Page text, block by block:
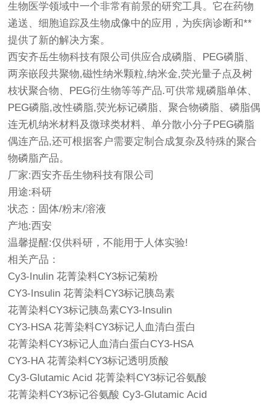
生物医学领域中一个非常有前景的研究工具。它在药物
递送、细胞追踪及生物成像中的应用，为疾病诊断和**
提供了新的解决方案。
西安齐岳生物科技有限公司供应合成磷脂、PEG磷脂、
两亲嵌段共聚物,磁性纳米颗粒,纳米金,荧光量子点及树
枝状聚合物、PEG衍生物等等产品.可供常规磷脂单体、
PEG磷脂,改性磷脂,荧光标记磷脂、聚合物磷脂、磷脂偶
连无机纳米材料及微球类材料、单分散小分子PEG磷脂
偶连产品,还可根据客户需要定制合成复杂及特殊的聚合
物磷脂产品。
厂家:西安齐岳生物科技有限公司
用途:科研
状态：固体/粉末/溶液
产地:西安
温馨提醒:仅供科研，不能用于人体实验!
相关产品：
Cy3-Inulin 花菁染料CY3标记菊粉
CY3-Insulin 花菁染料CY3标记胰岛素
花菁染料CY3标记胰岛素CY3-Insulin
CY3-HSA 花菁染料CY3标记人血清白蛋白
花菁染料CY3标记人血清白蛋白CY3-HSA
CY3-HA 花菁染料CY3标记透明质酸
Cy3-Glutamic Acid 花菁染料CY3标记谷氨酸
花菁染料CY3标记谷氨酸 Cy3-Glutamic Acid